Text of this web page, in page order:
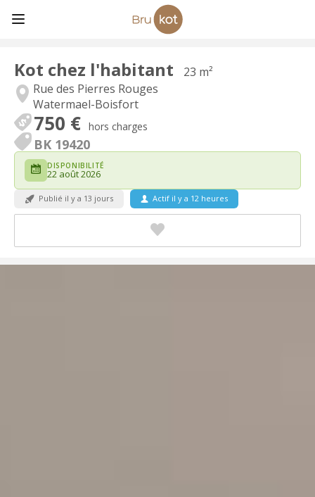
Kot chez l'habitant
23 m²
Rue des Pierres Rouges
Watermael-Boisfort
750 € hors charges
BK 19420
DISPONIBILITÉ
22 août 2026
Publié il y a 13 jours Actif il y a 12 heures